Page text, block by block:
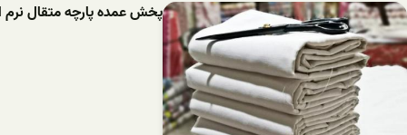
پخش عمده پارچه متقال نرم